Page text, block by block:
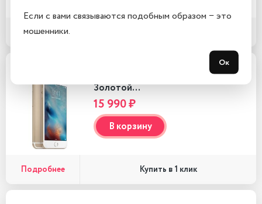
Подробнее
Золотой…
15 990 ₽
В корзину
Подробнее Купить в 1 клик
Если с вами связываются подобным образом − это
мошенники.
Ок